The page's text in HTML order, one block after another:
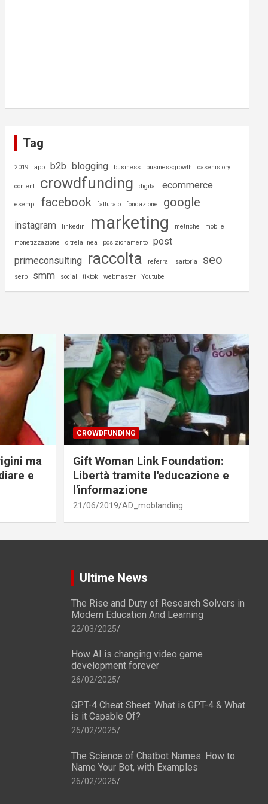
Tag
2019 app b2b blogging business businessgrowth casehistory
content crowdfunding digital ecommerce
esempi facebook fatturato fondazione google
instagram linkedin marketing metriche mobile
monetizzazione oltrelalinea posizionamento
post
primeconsulting raccolta referral sartoria seo
serp smm social tiktok webmaster Youtube
ma
e
CROWDFUNDING
Gift Woman Link Foundation:
Libertà tramite l'educazione e
l'informazione
21/06/2019 AD_moblanding
Ultime News
The Rise and Duty of Research Solvers in
Modern Education And Learning
22/03/2025
How AI is changing video game
development forever
26/02/2025
GPT-4 Cheat Sheet: What is GPT-4 & What
is it Capable Of?
26/02/2025
The Science of Chatbot Names: How to
Name Your Bot, with Examples
26/02/2025